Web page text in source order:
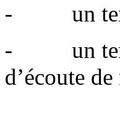
- un
- un
d’écoute